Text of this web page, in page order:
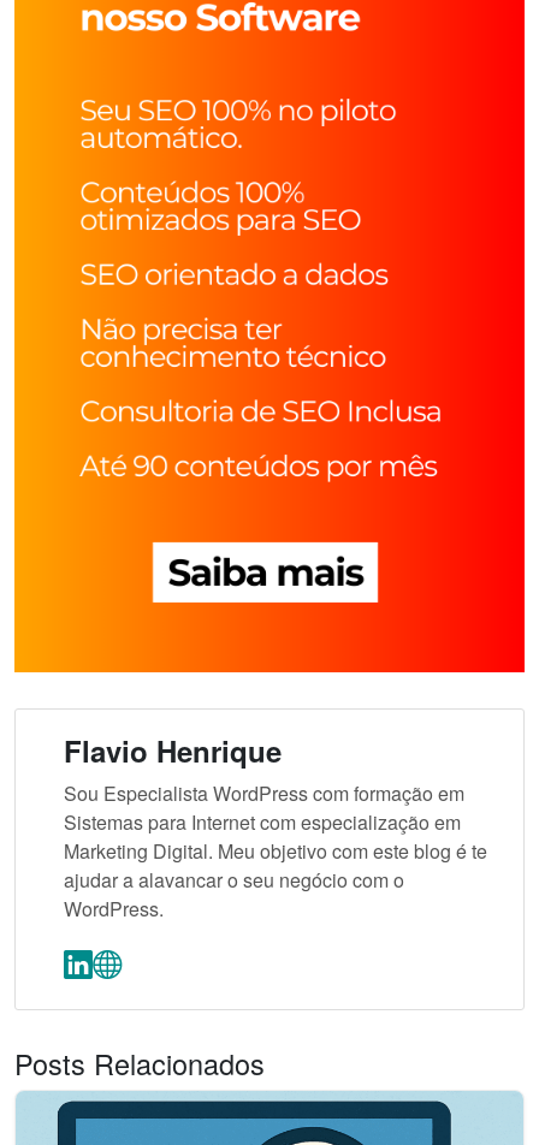
Flavio Henrique
Sou Especialista WordPress com formação em
Sistemas para Internet com especialização em
Marketing Digital. Meu objetivo com este blog é te
ajudar a alavancar o seu negócio com o
WordPress.
Posts Relacionados